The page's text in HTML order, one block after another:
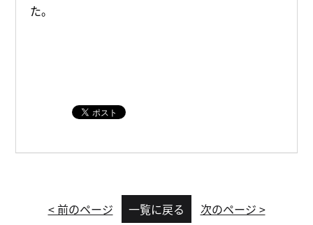
た。
< 前のページ 一覧に戻る 次のページ >